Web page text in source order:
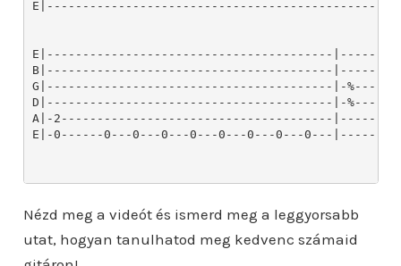
Nézd meg a videót és ismerd meg a leggyorsabb
utat, hogyan tanulhatod meg kedvenc számaid